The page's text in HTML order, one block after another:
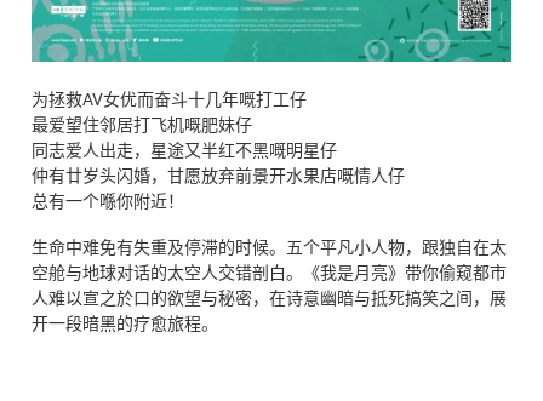
为拯救AV女优而奋斗十几年嘅打工仔
最爱望住邻居打飞机嘅肥妹仔
同志爱人出走，星途又半红不黑嘅明星仔
仲有廿岁头闪婚，甘愿放弃前景开水果店嘅情人仔
总有一个喺你附近！
生命中难免有失重及停滞的时候。五个平凡小人物，跟独自在太
空舱与地球对话的太空人交错剖白。《我是月亮》带你偷窥都市
人难以宣之於口的欲望与秘密，在诗意幽暗与抵死搞笑之间，展
开一段暗黑的疗愈旅程。